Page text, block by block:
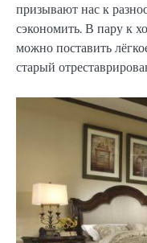
призывают нас к
сэкономить. В пару к
можно поставить
старый